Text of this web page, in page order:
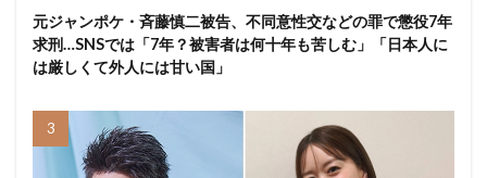
元ジャンポケ・斉藤慎二被告、不同意性交などの罪で懲役7年
求刑…SNSでは「7年？被害者は何十年も苦しむ」「日本人に
は厳しくて外人には甘い国」